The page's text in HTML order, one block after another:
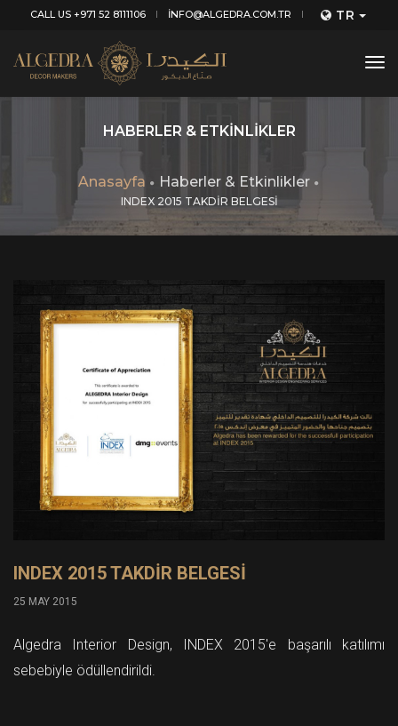
CALL US +971 52 8111106 INFO@ALGEDRA.COM.TR TR
HABERLER & ETKINLIKLER
Anasayfa Haberler & Etkinlikler
INDEX 2015 TAKDİR BELGESİ
INDEX 2015 TAKDİR BELGESİ
25 MAY 2015
Algedra Interior Design, INDEX 2015'e başarılı katılımı
sebebiyle ödüllendirildi.